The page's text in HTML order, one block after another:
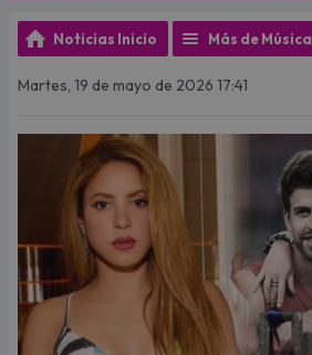
Noticias Inicio Más de Música
Martes, 19 de mayo de 2026 17:41